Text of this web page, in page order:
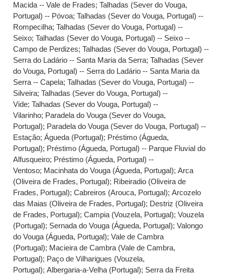
Macida -- Vale de Frades;Talhadas (Sever do Vouga,
Portugal) -- Póvoa;Talhadas (Sever do Vouga, Portugal) --
Rompecilha;Talhadas (Sever do Vouga, Portugal) --
Seixo;Talhadas (Sever do Vouga, Portugal) -- Seixo --
Campo de Perdizes;Talhadas (Sever do Vouga, Portugal) --
Serra do Ladário -- Santa Maria da Serra;Talhadas (Sever
do Vouga, Portugal) -- Serra do Ladário -- Santa Maria da
Serra -- Capela;Talhadas (Sever do Vouga, Portugal) --
Silveira;Talhadas (Sever do Vouga, Portugal) --
Vide;Talhadas (Sever do Vouga, Portugal) --
Vilarinho; Paradela do Vouga (Sever do Vouga,
Portugal); Paradela do Vouga (Sever do Vouga, Portugal) --
Estação;Águeda (Portugal); Préstimo (Águeda,
Portugal); Préstimo (Águeda, Portugal) -- Parque Fluvial do
Alfusqueiro; Préstimo (Águeda, Portugal) --
Ventoso; Macinhata do Vouga (Águeda, Portugal);Arca
(Oliveira de Frades, Portugal); Ribeiradio (Oliveira de
Frades, Portugal);Cabreiros (Arouca, Portugal);Arcozelo
das Maias (Oliveira de Frades, Portugal); Destriz (Oliveira
de Frades, Portugal);Campia (Vouzela, Portugal);Vouzela
(Portugal); Sernada do Vouga (Águeda, Portugal);Valongo
do Vouga (Águeda, Portugal);Vale de Cambra
(Portugal); Macieira de Cambra (Vale de Cambra,
Portugal); Paço de Vilharigues (Vouzela,
Portugal);Albergaria-a-Velha (Portugal); Serra da Freita